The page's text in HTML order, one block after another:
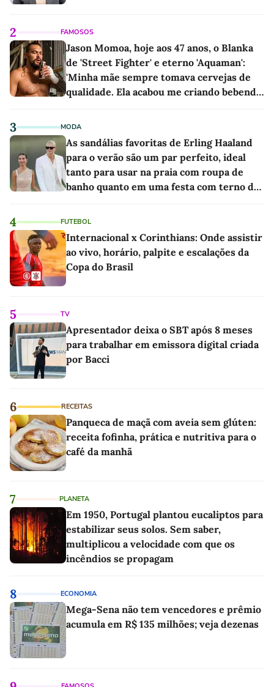
2 FAMOSOS
Jason Momoa, hoje aos 47 anos, o Blanka
de 'Street Fighter' e eterno 'Aquaman':
'Minha mãe sempre tomava cervejas de
qualidade. Ela acabou me criando bebendo
3 MODA
As sandálias favoritas de Erling Haaland
para o verão são um par perfeito, ideal
tanto para usar na praia com roupa de
banho quanto em uma festa com terno de
4 FUTEBOL
Internacional x Corinthians: Onde assistir
ao vivo, horário, palpite e escalações da
Copa do Brasil
5 TV
Apresentador deixa o SBT após 8 meses
para trabalhar em emissora digital criada
por Bacci
6 RECEITAS
Panqueca de maçã com aveia sem glúten:
receita fofinha, prática e nutritiva para o
café da manhã
7 PLANETA
Em 1950, Portugal plantou eucaliptos para
estabilizar seus solos. Sem saber,
multiplicou a velocidade com que os
incêndios se propagam
8 ECONOMIA
Mega-Sena não tem vencedores e prêmio
acumula em R$ 135 milhões; veja dezenas